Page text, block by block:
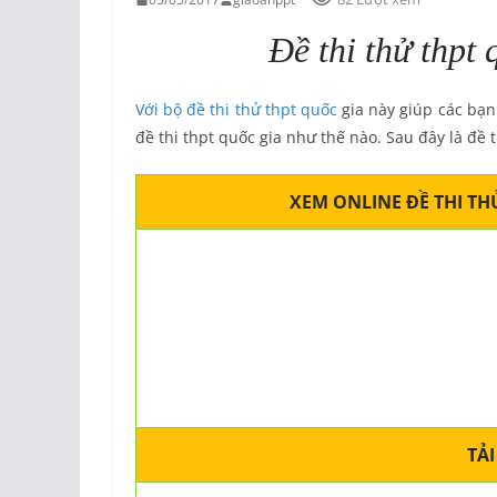
Đề thi thử thpt
Với bộ đề thi thử thpt quốcgia này giúp các
đề thi thpt quốc gia như thế nào. Sau đây là
XEM ONLINE ĐỀ THI